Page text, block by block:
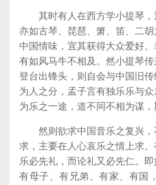
其时有人在西方学小提琴，
亦如古琴、琵琶、箫、笛、二
中国情味，宜其获得大众爱好
有如风马牛不相及。然小提琴
登台出锋头，则自会与中国旧
为人之分，孟子言有独乐乐与
为乐之一途，道不同不相为谋，
然则欲求中国音乐之复兴，
求，主要在人心哀乐之情上求
乐必先礼，而论礼又必先仁。
有母子、有兄弟、有家、有国